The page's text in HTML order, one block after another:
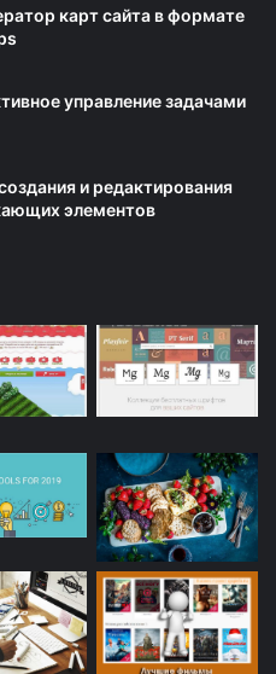
карт сайта в формате
управление задачами
и редактирования
элементов